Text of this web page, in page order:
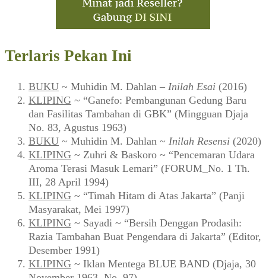
Terlaris Pekan Ini
BUKU ~ Muhidin M. Dahlan – Inilah Esai (2016)
KLIPING ~ “Ganefo: Pembangunan Gedung Baru
dan Fasilitas Tambahan di GBK” (Mingguan Djaja
No. 83, Agustus 1963)
BUKU ~ Muhidin M. Dahlan ~ Inilah Resensi (2020)
KLIPING ~ Zuhri & Baskoro ~ “Pencemaran Udara
Aroma Terasi Masuk Lemari” (FORUM_No. 1 Th.
III, 28 April 1994)
KLIPING ~ “Timah Hitam di Atas Jakarta” (Panji
Masyarakat, Mei 1997)
KLIPING ~ Sayadi ~ “Bersih Denggan Prodasih:
Razia Tambahan Buat Pengendara di Jakarta” (Editor,
Desember 1991)
KLIPING ~ Iklan Mentega BLUE BAND (Djaja, 30